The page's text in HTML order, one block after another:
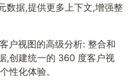
数据,提供更多上下文,增强整
户视图的高级分析: 整合和
,创建统一的 360 度客户视
性化体验。